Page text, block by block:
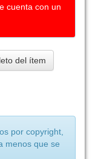
cuenta con un
del ítem
por copyright,
menos que se